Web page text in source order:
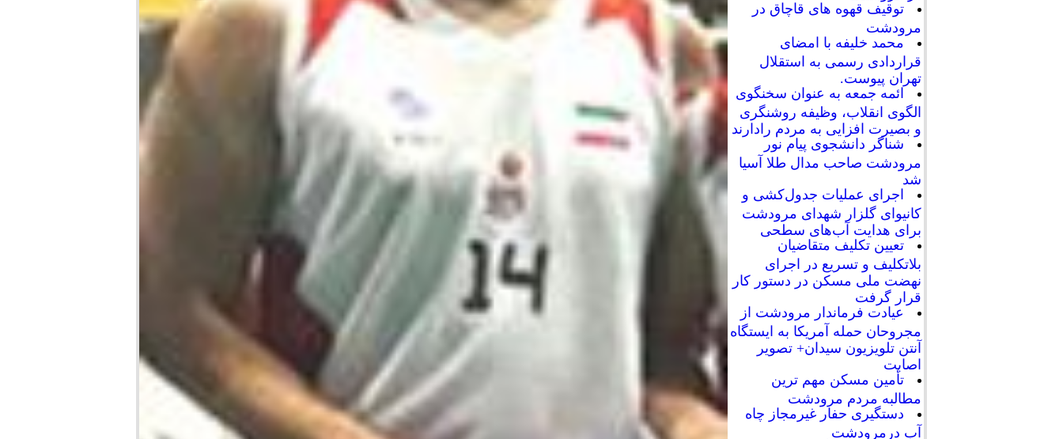
توقیف قهوه های قاچاق در
مرودشت
محمد خلیفه با امضای
قراردادی رسمی به استقلال
تهران پیوست.
ائمه جمعه به عنوان سخنگوی
الگوی انقلاب، وظیفه روشنگری
و بصیرت افزایی به مردم رادارند
شناگر دانشجوی پیام نور
مرودشت صاحب مدال طلا آسیا
شد
اجرای عملیات جدول‌کشی و
کانیوای گلزار شهدای مرودشت
برای هدایت آب‌های سطحی
تعیین تکلیف متقاضیان
بلاتکلیف و تسریع در اجرای
نهضت ملی مسکن در دستور کار
قرار گرفت
عیادت فرماندار مرودشت از
مجروحان حمله آمریکا به ایستگاه
آنتن تلویزیون سیدان+ تصویر
اصابت
تأمین مسکن مهم ترین
مطالبه مردم مرودشت
دستگیری حفار غیرمجاز چاه
آب درمرودشت